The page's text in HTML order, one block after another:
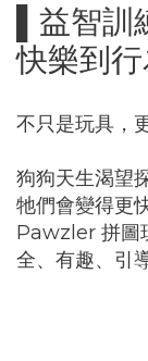
▌益智
快樂到
不只是玩具，
狗狗天生渴望
牠們會變得更
Pawzler 拼圖
全、有趣、引